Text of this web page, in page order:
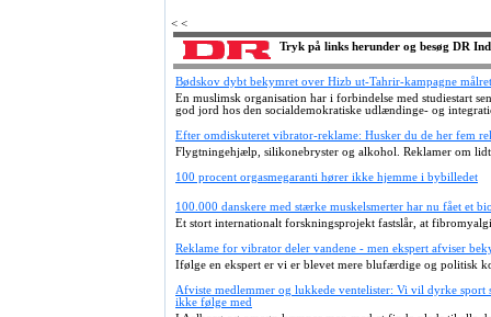
< <
Tryk på links herunder og besøg DR
Bødskov dybt bekymret over Hizb ut-Tahrir-kampagne
En muslimsk organisation har i forbindelse med studiestart
god jord hos den socialdemokratiske udlændinge- og
Efter omdiskuteret vibrator-reklame: Husker du de her fem
Flygtningehjælp, silikonebryster og alkohol. Reklamer om
100 procent orgasmegaranti hører ikke hjemme i bybilledet
100.000 danskere med stærke muskelsmerter har nu fået et
Et stort internationalt forskningsprojekt fastslår, at
Reklame for vibrator deler vandene - men ekspert afviser
Ifølge en ekspert er vi er blevet mere blufærdige og politisk
Afviste medlemmer og lukkede ventelister: Vi vil dyrke
ikke følge med